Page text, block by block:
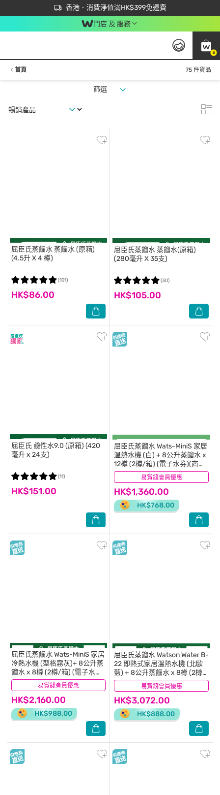
香港．消費淨值滿HK$399免運費
立即成為易賞錢會員盡享獨家優惠
首次APP下單買滿$450 輸入 NEWAPP 即減$50
門店 及 服務
0
首頁 75 件貨品
篩選
屈臣氏蒸餾水蒸餾水 (原箱)
(4.5升 X 4 樽)
HK$86.00
(101)
屈臣氏蒸餾水蒸餾水(原箱)
(280毫升 X 35支)
HK$105.00
(30)
屈臣氏 鹼性水9.0 (原箱) (420
毫升 x 24支)
HK$151.00
(11) 易賞錢會員優惠
屈臣氏蒸餾水Wats-MiniS 家居
溫熱水機 (白) + 8公升蒸餾水 x
12樽 (2樽/箱) (電子水券)(商家
直送 - 10個工作天內送到府上)
HK$1,360.00
HK$768.00
(13)
易賞錢會員優惠
屈臣氏蒸餾水Wats-MiniS 家居
冷熱水機 (型格霧灰)+ 8公升蒸
餾水 x 8樽 (2樽/箱) (電子水券)
(商家直送 - 10個工作天內送到
府上)
HK$2,160.00
HK$988.00
(0) 易賞錢會員優惠
屈臣氏蒸餾水Watson Water B-
22 即熱式家居溫熱水機 (北歐
藍) + 8公升蒸餾水 x 8樽 (2樽/
箱) (電子水券)
HK$3,072.00
HK$888.00
(1)